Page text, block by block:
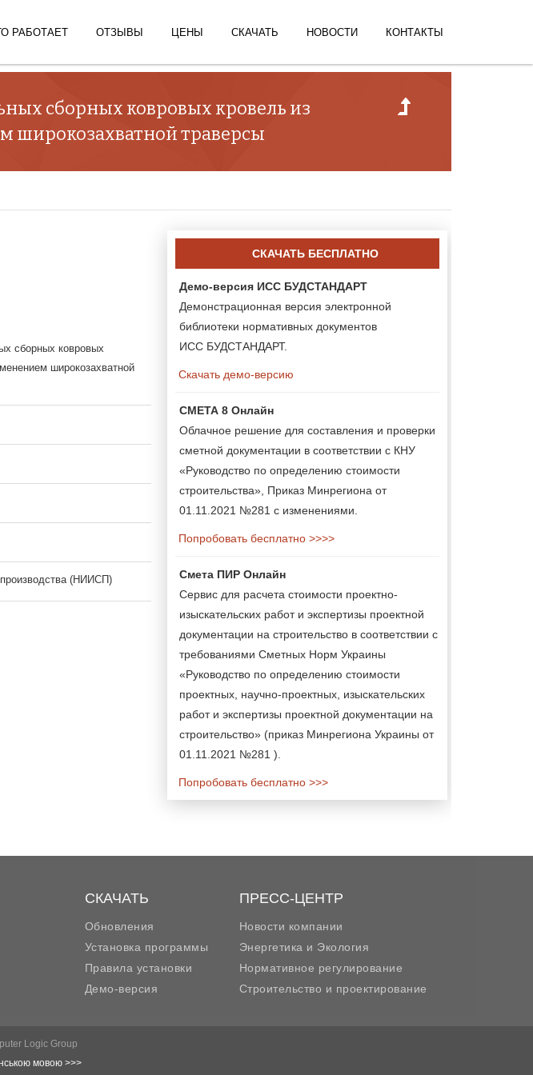
РАБОТАЕТ ОТЗЫВЫ ЦЕНЫ СКАЧАТЬ НОВОСТИ КОНТАКТЫ
сборных ковровых кровель из
широкозахватной траверсы
сборных ковровых
широкозахватной
производства (НИИСП)
СКАЧАТЬ БЕСПЛАТНО
Демо-версия ИСС БУДСТАНДАРТ
Демонстрационная версия электронной
библиотеки нормативных документов
ИСС БУДСТАНДАРТ.
Скачать демо-версию
СМЕТА 8 Онлайн
Облачное решение для составления и проверки
сметной документации в соответствии с КНУ
«Руководство по определению стоимости
строительства», Приказ Минрегиона от
01.11.2021 №281 с изменениями.
Попробовать бесплатно >>>>
Смета ПИР Онлайн
Сервис для расчета стоимости проектно-
изыскательских работ и экспертизы проектной
документации на строительство в соответствии с
требованиями Сметных Норм Украины
«Руководство по определению стоимости
проектных, научно-проектных, изыскательских
работ и экспертизы проектной документации на
строительство» (приказ Минрегиона Украины от
01.11.2021 №281 ).
Попробовать бесплатно >>>
СКАЧАТЬ
Обновления
Установка программы
Правила установки
Демо-версия
ПРЕСС-ЦЕНТР
Новости компании
Энергетика и Экология
Нормативное регулирование
Строительство и проектирование
Logic Group
мовою >>>